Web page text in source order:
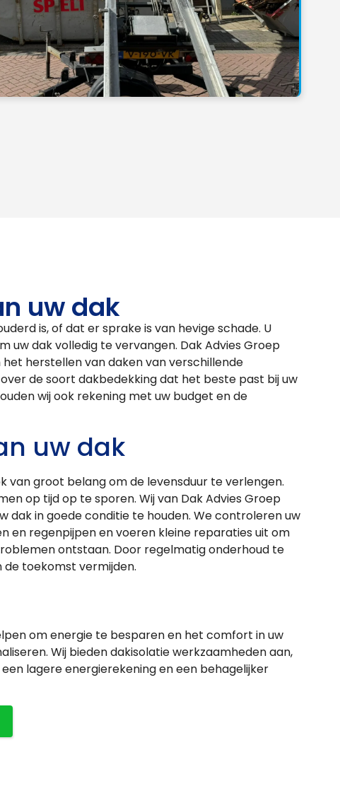
uw dak
is, of dat er sprake is van hevige schade. U
uw dak volledig te vervangen. Dak Advies Groep
het herstellen van daken van verschillende
de soort dakbedekking dat het beste past bij uw
wij ook rekening met uw budget en de
uw dak
van groot belang om de levensduur te verlengen.
op tijd op te sporen. Wij van Dak Advies Groep
dak in goede conditie te houden. We controleren uw
en regenpijpen en voeren kleine reparaties uit om
ontstaan. Door regelmatig onderhoud te
toekomst vermijden.
om energie te besparen en het comfort in uw
Wij bieden dakisolatie werkzaamheden aan,
lagere energierekening en een behagelijker